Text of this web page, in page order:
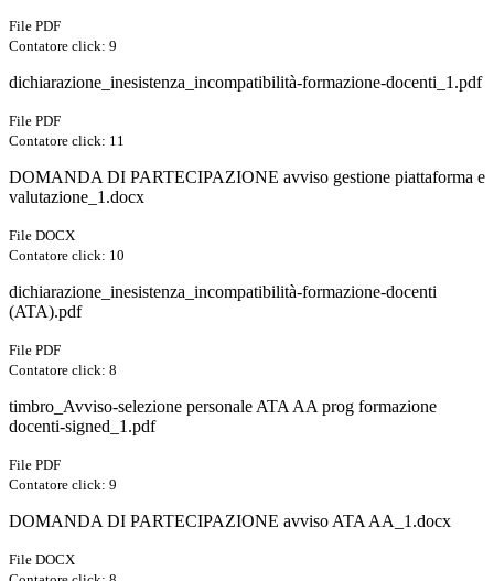
File PDF
Contatore click: 9
dichiarazione_inesistenza_incompatibilità-formazione-docenti_1.pdf
File PDF
Contatore click: 11
DOMANDA DI PARTECIPAZIONE avviso gestione piattaforma e
valutazione_1.docx
File DOCX
Contatore click: 10
dichiarazione_inesistenza_incompatibilità-formazione-docenti
(ATA).pdf
File PDF
Contatore click: 8
timbro_Avviso-selezione personale ATA AA prog formazione
docenti-signed_1.pdf
File PDF
Contatore click: 9
DOMANDA DI PARTECIPAZIONE avviso ATA AA_1.docx
File DOCX